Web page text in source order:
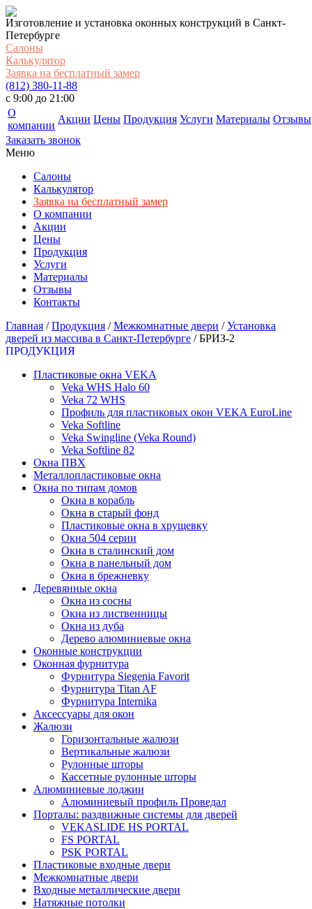
Изготовление и установка оконных конструкций в Санкт-
Петербурге
Салоны
Калькулятор
Заявка на бесплатный замер
(812) 380-11-88
c 9:00 до 21:00
О
компании
Акции Цены Продукция Услуги Материалы Отзывы
Заказать звонок
Меню
Салоны
Калькулятор
Заявка на бесплатный замер
О компании
Акции
Цены
Продукция
Услуги
Материалы
Отзывы
Контакты
Главная /Продукция /Межкомнатные двери /Установка
дверей из массива в Санкт-Петербурге /БРИЗ-2
ПРОДУКЦИЯ
Пластиковые окна VEKA
Veka WHS Halo 60
Veka 72 WHS
Профиль для пластиковых окон VEKA EuroLine
Veka Softline
Veka Swingline (Veka Round)
Veka Softline 82
Окна ПВХ
Металлопластиковые окна
Окна по типам домов
Окна в корабль
Окна в старый фонд
Пластиковые окна в хрущевку
Окна 504 серии
Окна в сталинский дом
Окна в панельный дом
Окна в брежневку
Деревянные окна
Окна из сосны
Окна из лиственницы
Окна из дуба
Дерево алюминиевые окна
Оконные конструкции
Оконная фурнитура
Фурнитура Siegenia Favorit
Фурнитура Titan AF
Фурнитура Internika
Аксессуары для окон
Жалюзи
Горизонтальные жалюзи
Вертикальные жалюзи
Рулонные шторы
Кассетные рулонные шторы
Алюминиевые лоджии
Алюминиевый профиль Проведал
Порталы: раздвижные системы для дверей
VEKASLIDE HS PORTAL
FS PORTAL
PSK PORTAL
Пластиковые входные двери
Межкомнатные двери
Входные металлические двери
Натяжные потолки